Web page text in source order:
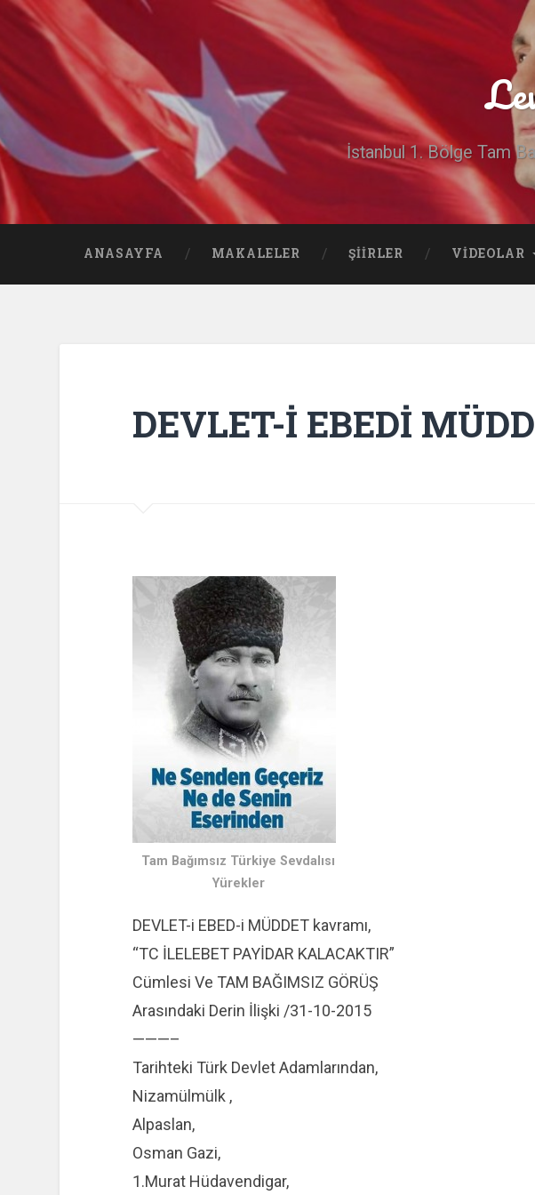
İstanbul 1. Bölge Tam
ANASAYFA MAKALELER ŞIIRLER VIDEOLAR
DEVLET-İ EBEDİ
Tam Bağımsız Türkiye Sevdalısı
Yürekler
DEVLET-i EBED-i MÜDDET kavramı,
“TC İLELEBET PAYİDAR KALACAKTIR”
Cümlesi Ve TAM BAĞIMSIZ GÖRÜŞ
Arasındaki Derin İlişki /31-10-2015
———–
Tarihteki Türk Devlet Adamlarından,
Nizamülmülk ,
Alpaslan,
Osman Gazi,
1.Murat Hüdavendigar,